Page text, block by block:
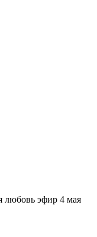
любовь эфир 4 мая